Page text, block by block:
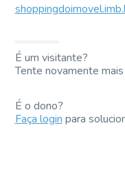
É um visitante?
Tente novamente
É o dono?
Faça loginpara